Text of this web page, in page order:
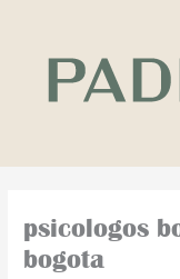
contenido
psicologos
bogota